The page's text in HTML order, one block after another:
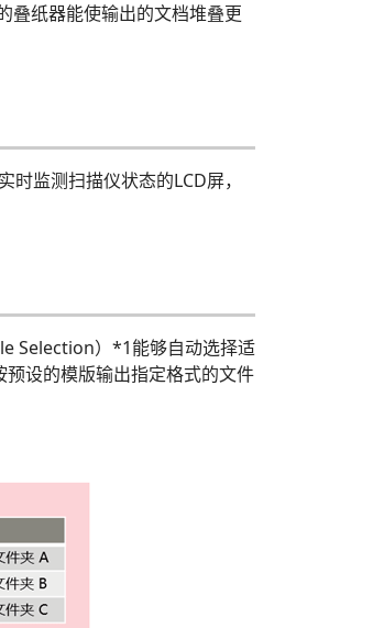
叠纸器能使输出的文档堆叠更
监测扫描仪状态的LCD屏，
Selection）*1能够自动选择适
设的模版输出指定格式的文件